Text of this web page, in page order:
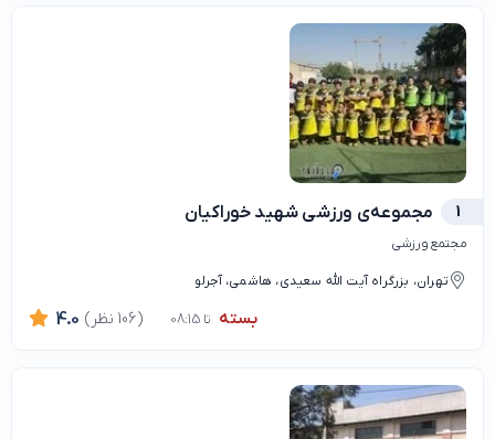
1 مجموعه‌ی ورزشی شهید خوراکیان
مجتمع ورزشی
تهران، بزرگراه آیت الله سعیدی، هاشمی، آجرلو
بسته تا 08:15 4.0 (106 نظر)